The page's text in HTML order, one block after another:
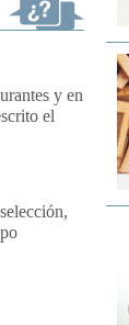
y en
el